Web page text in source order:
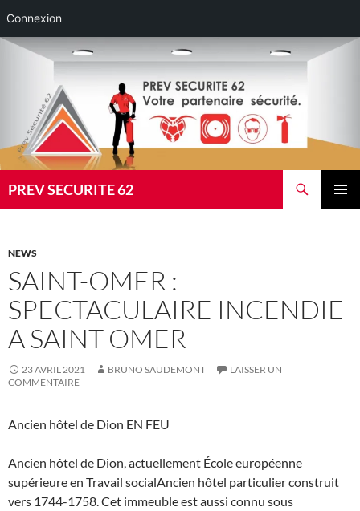
Connexion
Aller
PREV SECURITE 62
NEWS
SAINT-OMER :
SPECTACULAIRE INCENDIE
A SAINT OMER
23 AVRIL 2021 BRUNO SAUDEMONT
LAISSER UN
COMMENTAIRE
Ancien hôtel de Dion EN FEU
Ancien hôtel de Dion, actuellement École européenne
supérieure en Travail socialAncien hôtel particulier construit
vers 1744-1758. Cet immeuble est aussi connu sous